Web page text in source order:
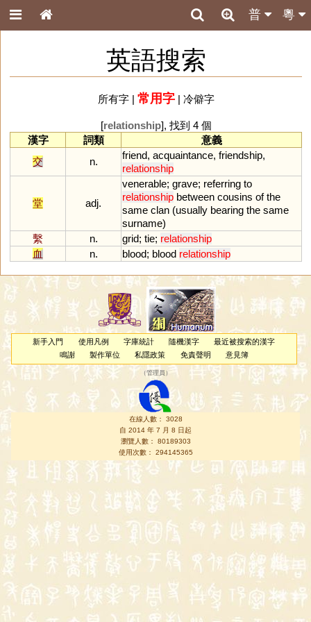
粵
普
英語搜索
所有字| 常用字| 冷僻字
[relationship], 找到 4 個
漢字
詞類
意義
交
n.
friend, acquaintance, friendship,
relationship
堂 adj.
venerable; grave; referring to
relationship between cousins of the
same clan (usually bearing the same
surname)
繫
n. grid; tie; relationship
血
n. blood; blood relationship
新手入門 使用凡例 字庫統計 隨機漢字
最近被搜索的漢字
鳴謝
製作單位 私隱政策 免責聲明 意見簿
（管理員 ）
在線人數： 3028
自 2014 年 7 月 8 日起
瀏覽人數： 80189303
使用次數： 294145365